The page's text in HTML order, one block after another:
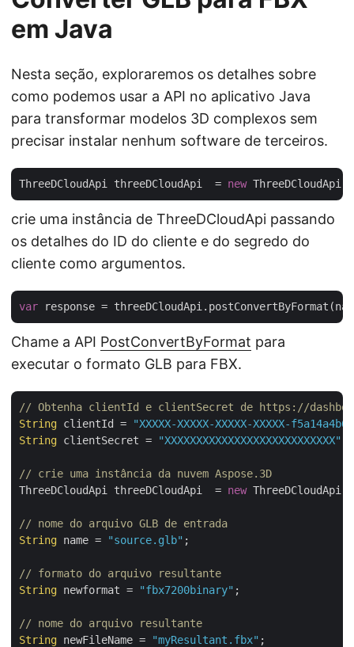
em Java
Nesta seção, exploraremos os detalhes sobre
como podemos usar a API no aplicativo Java
para transformar modelos 3D complexos sem
precisar instalar nenhum software de terceiros.
ThreeDCloudApi threeDCloudApi  = new ThreeDCloudApi(
crie uma instância de ThreeDCloudApi passando
os detalhes do ID do cliente e do segredo do
cliente como argumentos.
var response =
Chame a API PostConvertByFormat para
executar o formato GLB para FBX.
// Obtenha clientId e clientSecret de https://
String clientId =
"XXXXX-XXXXX-XXXXX-XXXXX-
String clientSecret = "XXXXXXXXXXXXXXXXXXXXXXXXXXX"
// crie uma instância da nuvem Aspose.3D
ThreeDCloudApi threeDCloudApi  = new ThreeDCloudApi(
// nome do arquivo GLB de entrada
String name = "source.glb" ;
// formato do arquivo resultante
String newformat = "fbx7200binary" ;
// nome do arquivo resultante
String newFileName = "myResultant.fbx" ;